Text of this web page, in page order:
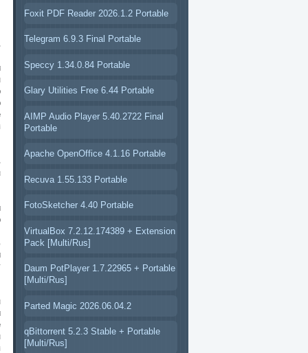
Foxit PDF Reader 2026.1.2 Portable
Telegram 6.9.3 Final Portable
Speccy 1.34.0.84 Portable
Glary Utilities Free 6.44 Portable
AIMP Audio Player 5.40.2722 Final
Portable
Apache OpenOffice 4.1.16 Portable
Recuva 1.55.133 Portable
FotoSketcher 4.40 Portable
VirtualBox 7.2.12.174389 + Extension
Pack [Multi/Rus]
Daum PotPlayer 1.7.22965 + Portable
[Multi/Rus]
Parted Magic 2026.06.04.2
qBittorrent 5.2.3 Stable + Portable
[Multi/Rus]